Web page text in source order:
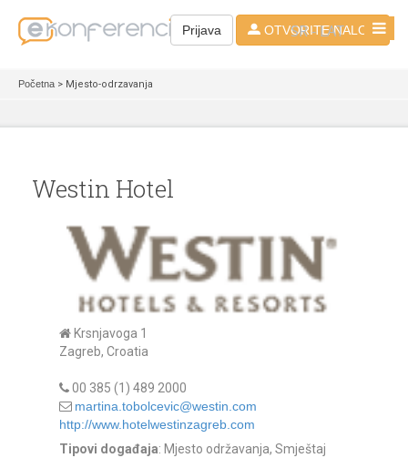
Prijava OTVORITE NALOG
SR - LAT
Početna > Mjesto-odrzavanja
Westin Hotel
Krsnjavoga 1
Zagreb, Croatia
00 385 (1) 489 2000
martina.tobolcevic@westin.com
http://www.hotelwestinzagreb.com
Tipovi događaja: Mjesto održavanja, Smještaj